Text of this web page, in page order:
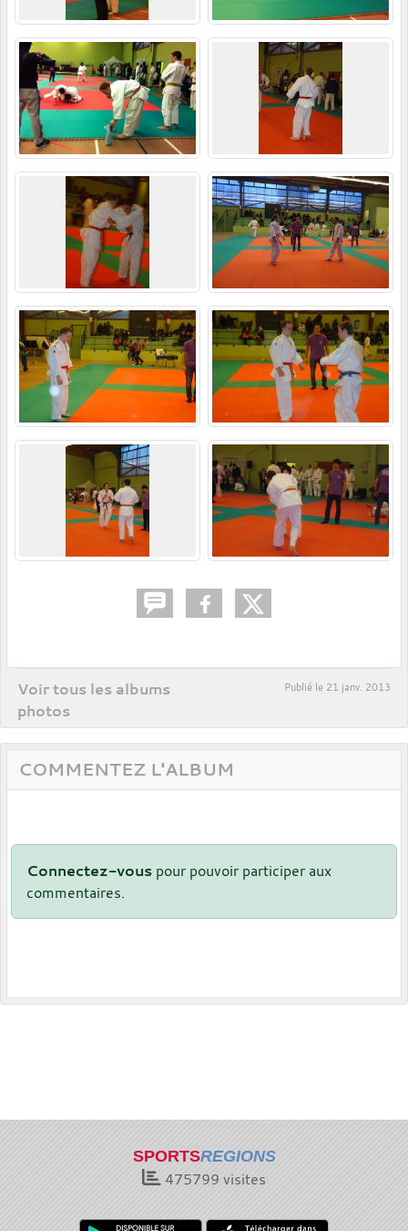
Voir tous les albums
photos
Publié le 21 janv. 2013
COMMENTEZ L'ALBUM
Connectez-vous pour pouvoir participer aux
commentaires.
SPORTSREGIONS
475799 visites